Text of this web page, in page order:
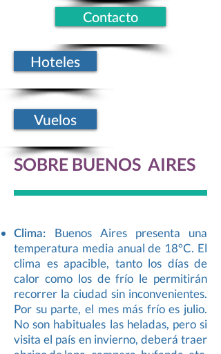
Contacto
Hoteles
Vuelos
SOBRE BUENOS AIRES
Clima: Buenos Aires presenta una
temperatura media anual de 18°C. El
clima es apacible, tanto los días de
calor como los de frío le permitirán
recorrer la ciudad sin inconvenientes.
Por su parte, el mes más frío es julio.
No son habituales las heladas, pero si
visita el país en invierno, deberá traer